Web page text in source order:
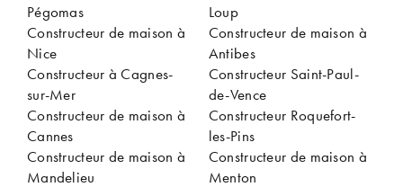
Pégomas
Constructeur de maison à
Nice
Constructeur à Cagnes-
sur-Mer
Constructeur de maison à
Cannes
Constructeur de maison à
Mandelieu
Loup
Constructeur de maison à
Antibes
Constructeur Saint-Paul-
de-Vence
Constructeur Roquefort-
les-Pins
Constructeur de maison à
Menton